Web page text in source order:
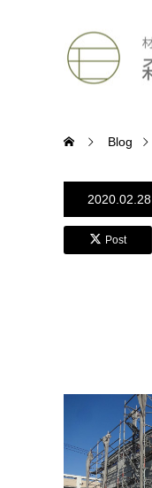
Blog
2020.02.28
Post